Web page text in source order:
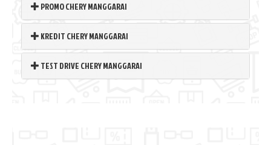
PROMO CHERY MANGGARAI
KREDIT CHERY MANGGARAI
TEST DRIVE CHERY MANGGARAI